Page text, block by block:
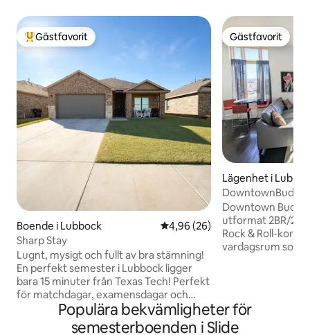
Populär gästfavorit
Gästfavorit
Boende i Lubbock 4,96 av 5 i genomsnittligt
4,96 (26)
Sharp Stay
Lugnt, mysigt och fullt av bra stämning!
En perfekt semester i Lubbock ligger
bara 15 minuter från Texas Tech! Perfekt
för matchdagar, examensdagar och
campusbesök. Vårt boende har allt du
behöver; ett fullt utrustat kök, snabbt
Gästfavorit
Gästfavorit
Lägenhet i
DowntownBuddy
Downtown
utformat 2BR/
Rock & Roll-
vardagsrum som
ställe att bo på
Lubbock. Upplev
Populära bekvämligheter för
semesterboenden i Slide